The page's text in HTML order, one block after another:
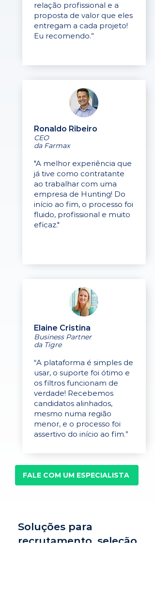
relação profissional e a
proposta de valor que eles
entregam a cada projeto!
Eu recomendo.”
Ronaldo Ribeiro
CEO
da Farmax
"A melhor experiência que
já tive como contratante
ao trabalhar com uma
empresa de Hunting! Do
início ao fim, o processo foi
fluido, profissional e muito
eficaz."
Elaine Cristina
Business Partner
da Tigre
“A plataforma é simples de
usar, o suporte foi ótimo e
os filtros funcionam de
verdade! Recebemos
candidatos alinhados,
mesmo numa região
menor, e o processo foi
assertivo do início ao fim.”
FALE COM UM ESPECIALISTA
Soluções para
recrutamento, seleção